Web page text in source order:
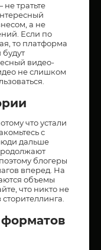
тратьте
а не
Если по
то платформа
видео-
не слишком
что устали
с
дальше
блогеры
вперед. На
объемы
что никто не